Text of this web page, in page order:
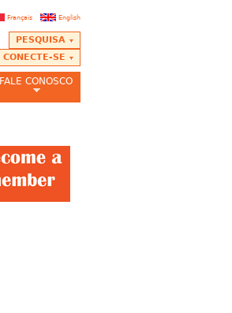
English
Français
PESQUISA
CONECTE-SE
FALE CONOSCO